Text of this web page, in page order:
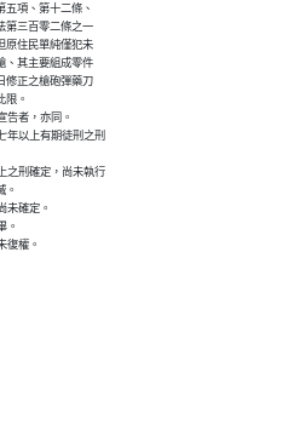
五項、第十二條、
第三百零二條之一
原住民單純僅犯未
、其主要組成零件
修正之槍砲彈藥刀
限。
告者，亦同。
年以上有期徒刑之刑
之刑確定，尚未執行
。
未確定。
。
復權。